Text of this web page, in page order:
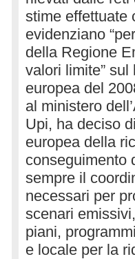
stime effettuate
evidenziano
della Regione
valori limite” sul
europea del
al ministero
Upi, ha deciso
europea della
conseguimento
sempre il
necessari per
scenari
piani,
e locale per la